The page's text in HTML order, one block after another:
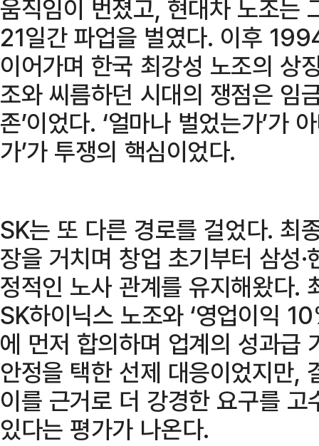
움직임이 번졌고, 현대차 노조는
21일간 파업을 벌였다. 이후
이어가며 한국 최강성 노조의 상
조와 씨름하던 시대의 쟁점은 임
존’이었다. ‘얼마나 벌었는가’가
가’가 투쟁의 핵심이었다.
SK는 또 다른 경로를 걸었다. 최
장을 거치며 창업 초기부터 삼성
정적인 노사 관계를 유지해왔다
SK하이닉스 노조와 ‘영업이익
에 먼저 합의하며 업계의 성과급
안정을 택한 선제 대응이었지만,
이를 근거로 더 강경한 요구를
있다는 평가가 나온다.